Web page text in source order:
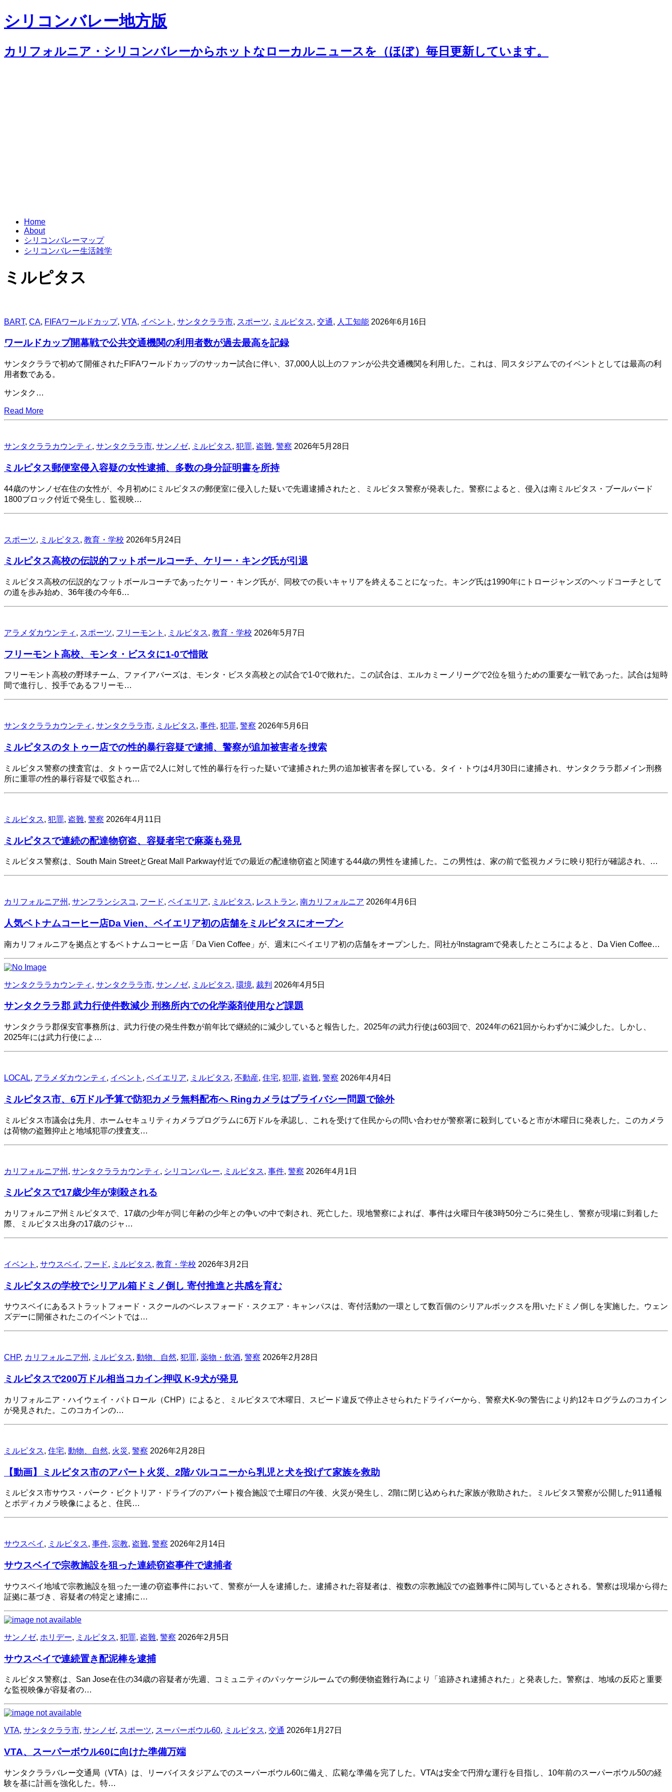
シリコンバレー地方版
カリフォルニア・シリコンバレーからホットなローカルニュースを（ほぼ）毎日更新しています。
Home
About
シリコンバレーマップ
シリコンバレー生活雑学
ミルピタス
BART, CA, FIFAワールドカップ, VTA, イベント , サンタクララ市, スポーツ, ミルピタス, 交通, 人工知能 2026年6月16日
ワールドカップ開幕戦で公共交通機関の利用者数が過去最高を記録
サンタクララで初めて開催されたFIFAワールドカップのサッカー試合に伴い、37,000人以上のファンが公共交通機関を利用した。これは、同スタジアムでのイベントとしては最高の利
用者数である。
サンタク…
Read More
サンタクララカウンティ , サンタクララ市, サンノゼ, ミルピタス, 犯罪, 盗難, 警察 2026年5月28日
ミルピタス郵便室侵入容疑の女性逮捕、多数の身分証明書を所持
44歳のサンノゼ在住の女性が、今月初めにミルピタスの郵便室に侵入した疑いで先週逮捕されたと、ミルピタス警察が発表した。警察によると、侵入は南ミルピタス・ブールバード
1800ブロック付近で発生し、監視映…
スポーツ, ミルピタス, 教育・学校 2026年5月24日
ミルピタス高校の伝説的フットボールコーチ、ケリー・キング氏が引退
ミルピタス高校の伝説的なフットボールコーチであったケリー・キング氏が、同校での長いキャリアを終えることになった。キング氏は1990年にトロージャンズのヘッドコーチとして
の道を歩み始め、36年後の今年6…
アラメダカウンティ , スポーツ, フリーモント , ミルピタス, 教育・学校 2026年5月7日
フリーモント高校、モンタ・ビスタに1-0で惜敗
フリーモント高校の野球チーム、ファイアバーズは、モンタ・ビスタ高校との試合で1-0で敗れた。この試合は、エルカミーノリーグで2位を狙うための重要な一戦であった。試合は短時
間で進行し、投手であるフリーモ…
サンタクララカウンティ , サンタクララ市, ミルピタス, 事件, 犯罪, 警察 2026年5月6日
ミルピタスのタトゥー店での性的暴行容疑で逮捕、警察が追加被害者を捜索
ミルピタス警察の捜査官は、タトゥー店で2人に対して性的暴行を行った疑いで逮捕された男の追加被害者を探している。タイ・トウは4月30日に逮捕され、サンタクララ郡メイン刑務
所に重罪の性的暴行容疑で収監され…
ミルピタス, 犯罪, 盗難, 警察 2026年4月11日
ミルピタスで連続の配達物窃盗、容疑者宅で麻薬も発見
ミルピタス警察は、South Main StreetとGreat Mall Parkway付近での最近の配達物窃盗と関連する44歳の男性を逮捕した。この男性は、家の前で監視カメラに映り犯行が確認され、…
カリフォルニア州 , サンフランシスコ , フード, ベイエリア, ミルピタス, レストラン, 南カリフォルニア 2026年4月6日
人気ベトナムコーヒー店Da Vien、ベイエリア初の店舗をミルピタスにオープン
南カリフォルニアを拠点とするベトナムコーヒー店「Da Vien Coffee」が、週末にベイエリア初の店舗をオープンした。同社がInstagramで発表したところによると、Da Vien Coffee…
サンタクララカウンティ , サンタクララ市, サンノゼ, ミルピタス, 環境, 裁判 2026年4月5日
サンタクララ郡 武力行使件数減少 刑務所内での化学薬剤使用など課題
サンタクララ郡保安官事務所は、武力行使の発生件数が前年比で継続的に減少していると報告した。2025年の武力行使は603回で、2024年の621回からわずかに減少した。しかし、
2025年には武力行使によ…
LOCAL, アラメダカウンティ , イベント , ベイエリア, ミルピタス, 不動産, 住宅, 犯罪, 盗難, 警察 2026年4月4日
ミルピタス市、6万ドル予算で防犯カメラ無料配布へ Ringカメラはプライバシー問題で除外
ミルピタス市議会は先月、ホームセキュリティカメラプログラムに6万ドルを承認し、これを受けて住民からの問い合わせが警察署に殺到していると市が木曜日に発表した。このカメラ
は荷物の盗難抑止と地域犯罪の捜査支…
カリフォルニア州 , サンタクララカウンティ , シリコンバレー, ミルピタス, 事件, 警察 2026年4月1日
ミルピタスで17歳少年が刺殺される
カリフォルニア州ミルピタスで、17歳の少年が同じ年齢の少年との争いの中で刺され、死亡した。現地警察によれば、事件は火曜日午後3時50分ごろに発生し、警察が現場に到着した
際、ミルピタス出身の17歳のジャ…
イベント , サウスベイ , フード, ミルピタス, 教育・学校 2026年3月2日
ミルピタスの学校でシリアル箱ドミノ倒し 寄付推進と共感を育む
サウスベイにあるストラットフォード・スクールのベレスフォード・スクエア・キャンパスは、寄付活動の一環として数百個のシリアルボックスを用いたドミノ倒しを実施した。ウェン
ズデーに開催されたこのイベントでは…
CHP, カリフォルニア州 , ミルピタス, 動物、自然, 犯罪, 薬物・飲酒, 警察 2026年2月28日
ミルピタスで200万ドル相当コカイン押収 K-9犬が発見
カリフォルニア・ハイウェイ・パトロール（CHP）によると、ミルピタスで木曜日、スピード違反で停止させられたドライバーから、警察犬K-9の警告により約12キログラムのコカイン
が発見された。このコカインの…
ミルピタス, 住宅, 動物、自然, 火災, 警察 2026年2月28日
【動画】ミルピタス市のアパート火災、2階バルコニーから乳児と犬を投げて家族を救助
ミルピタス市サウス・パーク・ビクトリア・ドライブのアパート複合施設で土曜日の午後、火災が発生し、2階に閉じ込められた家族が救助された。ミルピタス警察が公開した911通報
とボディカメラ映像によると、住民…
サウスベイ , ミルピタス, 事件, 宗教, 盗難, 警察 2026年2月14日
サウスベイで宗教施設を狙った連続窃盗事件で逮捕者
サウスベイ地域で宗教施設を狙った一連の窃盗事件において、警察が一人を逮捕した。逮捕された容疑者は、複数の宗教施設での盗難事件に関与しているとされる。警察は現場から得た
証拠に基づき、容疑者の特定と逮捕に…
サンノゼ, ホリデー, ミルピタス, 犯罪, 盗難, 警察 2026年2月5日
サウスベイで連続置き配泥棒を逮捕
ミルピタス警察は、San Jose在住の34歳の容疑者が先週、コミュニティのパッケージルームでの郵便物盗難行為により「追跡され逮捕された」と発表した。警察は、地域の反応と重要
な監視映像が容疑者の…
VTA, サンタクララ市, サンノゼ, スポーツ, スーパーボウル60, ミルピタス, 交通 2026年1月27日
VTA、スーパーボウル60に向けた準備万端
サンタクララバレー交通局（VTA）は、リーバイスタジアムでのスーパーボウル60に備え、広範な準備を完了した。VTAは安全で円滑な運行を目指し、10年前のスーパーボウル50の経
験を基に計画を強化した。特…